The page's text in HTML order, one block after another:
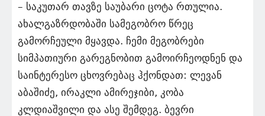
– საკუთარ თავზე საუბარი ცოტა რთულია.
ახალგაზრდობაში სამეგობრო წრეც
გამორჩეული მყავდა. ჩემი მეგობრები
სიმპათიური გარეგნობით გამოირჩეოდნენ და
საინტერესო ცხოვრებაც ჰქონდათ: ლევან
აბაშიძე, ირაკლი ამირეჯიბი, კობა
კლდიაშვილი და ასე შემდეგ. ბევრი